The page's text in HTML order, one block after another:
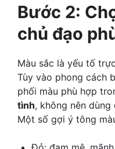
Bước 2:
chủ đạo
Màu sắc là yếu tố
Tùy vào phong cách
phối màu phù hợp
tình, không nên dùng
Một số gợi ý tông